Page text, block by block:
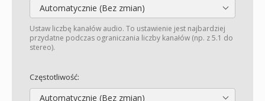
Automatycznie (Bez zmian)
Ustaw liczbę kanałów audio. To ustawienie jest najbardziej
przydatne podczas ograniczania liczby kanałów (np. z 5.1 do
stereo).
Częstotliwość:
Automatycznie (Bez zmian)